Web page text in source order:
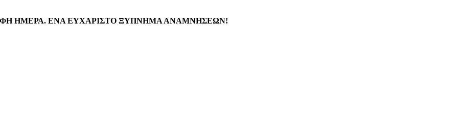
ΗΜΕΡΑ. ΕΝΑ ΕΥΧΑΡΙΣΤΟ ΞΥΠΝΗΜΑ ΑΝΑΜΝΗΣΕΩΝ!